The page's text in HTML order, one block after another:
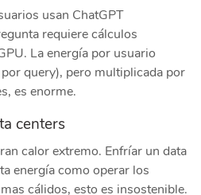
usan ChatGPT
requiere cálculos
La energía por usuario
query), pero multiplicada por
es enorme.
centers
calor extremo. Enfríar un data
energía como operar los
cálidos, esto es insostenible.